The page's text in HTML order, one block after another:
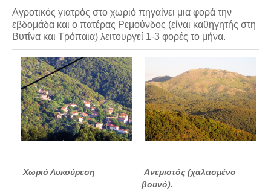
Αγροτικός γιατρός στο χωριό πηγαίνει μια φορά την
εβδομάδα και ο πατέρας Ρεμούνδος (είναι καθηγητής στη
Βυτίνα και Τρόπαια) λειτουργεί 1-3 φορές το μήνα.
Χωριό Λυκούρεση
Ανεμιστός (χαλασμένο
βουνό).